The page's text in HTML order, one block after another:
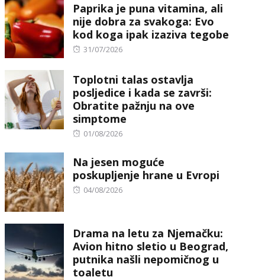
Paprika je puna vitamina, ali
nije dobra za svakoga: Evo
kod koga ipak izaziva tegobe
Posted
31/07/2026
Toplotni talas ostavlja
posljedice i kada se završi:
Obratite pažnju na ove
simptome
Posted
01/08/2026
Na jesen moguće
poskupljenje hrane u Evropi
Posted
04/08/2026
Drama na letu za Njemačku:
Avion hitno sletio u Beograd,
putnika našli nepomičnog u
toaletu